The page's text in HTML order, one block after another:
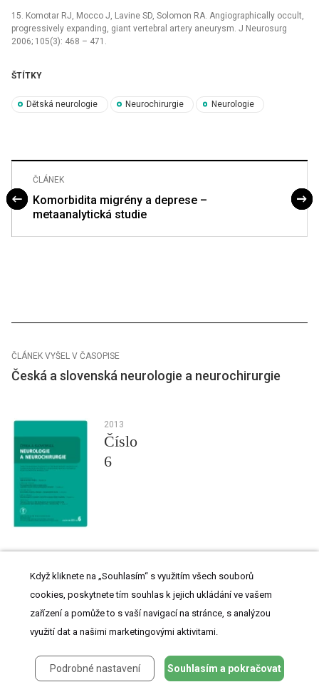
15. Komotar RJ, Mocco J, Lavine SD, Solomon RA. Angiographically occult,
progressively expanding, giant vertebral artery aneurysm. J Neurosurg
2006; 105(3): 468 –⁠ 471.
ŠTÍTKY
Dětská neurologie Neurochirurgie Neurologie
ČLÁNEK
Komorbidita migrény a deprese –
metaanalytická studie
ČLÁNEK VYŠEL V ČASOPISE
Česká a slovenská neurologie a neurochirurgie
2013
Číslo
6
Všechny články tohoto čísla
Expanze pineální krajiny
Frontotemporálna lobárna degenerácia z pohľadu nových
Postižení kognitivních funkcí v časných fázích roztroušené sklerózy
Když kliknete na „Souhlasím“ s využitím všech souborů
cookies, poskytnete tím souhlas k jejich ukládání ve vašem
zařízení a pomůže to s vaší navigací na stránce, s analýzou
využití dat a našimi marketingovými aktivitami.
Podrobné nastavení Souhlasím a pokračovat